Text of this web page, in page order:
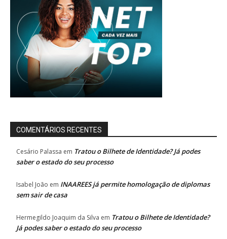
COMENTÁRIOS RECENTES
Cesário Palassa em Tratou o Bilhete de Identidade? Já podes
saber o estado do seu processo
Isabel João em INAAREES já permite homologação de diplomas
sem sair de casa
Hermegildo Joaquim da Silva em Tratou o Bilhete de Identidade?
Já podes saber o estado do seu processo